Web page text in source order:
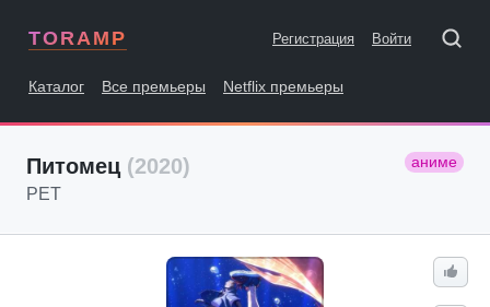
TORAMP Регистрация Войти
Каталог Все премьеры Netflix премьеры
Питомец (2020) аниме
PET